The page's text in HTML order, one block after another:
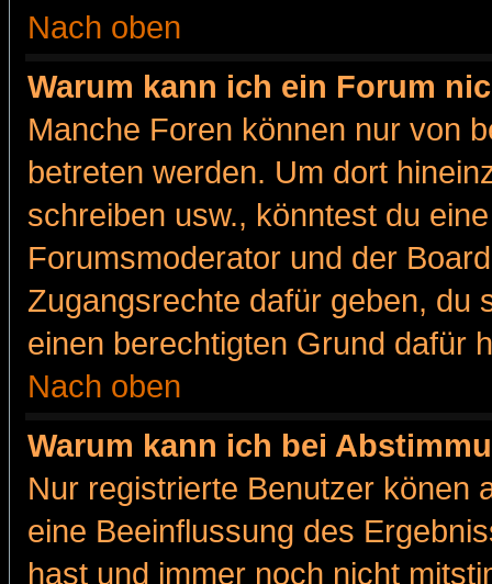
Nach oben
Warum kann ich ein Forum
Manche Foren können nur von
betreten werden. Um dort
schreiben usw., könntest du
Forumsmoderator und der
Zugangsrechte dafür geben, du
einen berechtigten Grund dafür
Nach oben
Warum kann ich bei
Nur registrierte Benutzer könen
eine Beeinflussung des
hast und immer noch nicht